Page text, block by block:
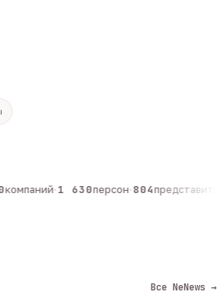
·1 630персон·804представителей
Все NeNews →